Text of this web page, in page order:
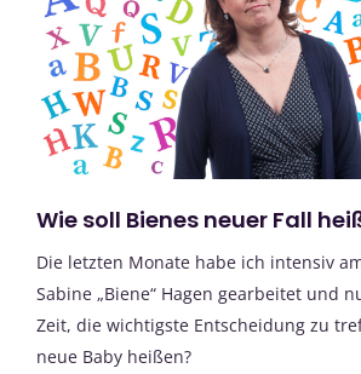
Wie soll Bienes neuer Fall
Die letzten Monate habe ich intensiv
Sabine „Biene“ Hagen gearbeitet und
Zeit, die wichtigste Entscheidung zu
neue Baby heißen?